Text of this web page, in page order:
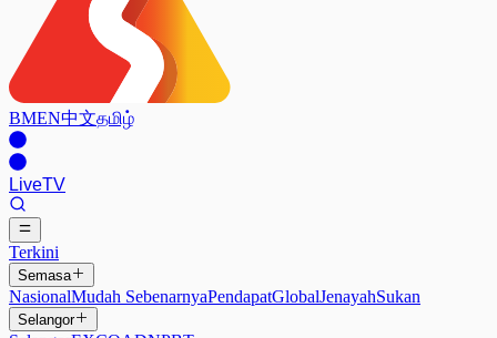
BMEN中文தமிழ்
LiveTV
Terkini
Semasa
NasionalMudah SebenarnyaPendapatGlobalJenayahSukan
Selangor